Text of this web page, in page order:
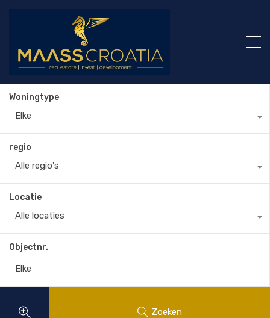
Woningtype
Elke
regio
Alle regio's
Locatie
Alle locaties
Objectnr.
Zoeken